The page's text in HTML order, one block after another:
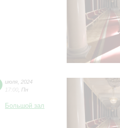
июля 2024
17:00 Пн
Большой зал